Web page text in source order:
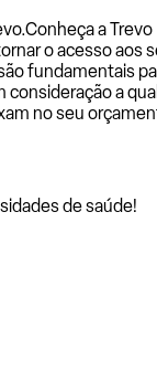
Conheça a Trevo
o acesso
fundamentais
consideração a
no seu
de saúde!